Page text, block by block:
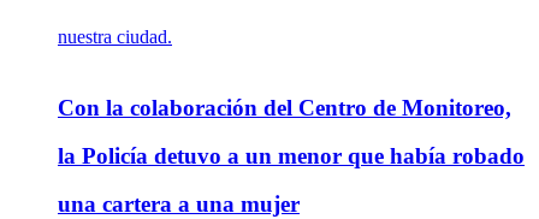
Con la colaboración del Centro de Monitoreo,
la Policía detuvo a un menor que había robado
una cartera a una mujer